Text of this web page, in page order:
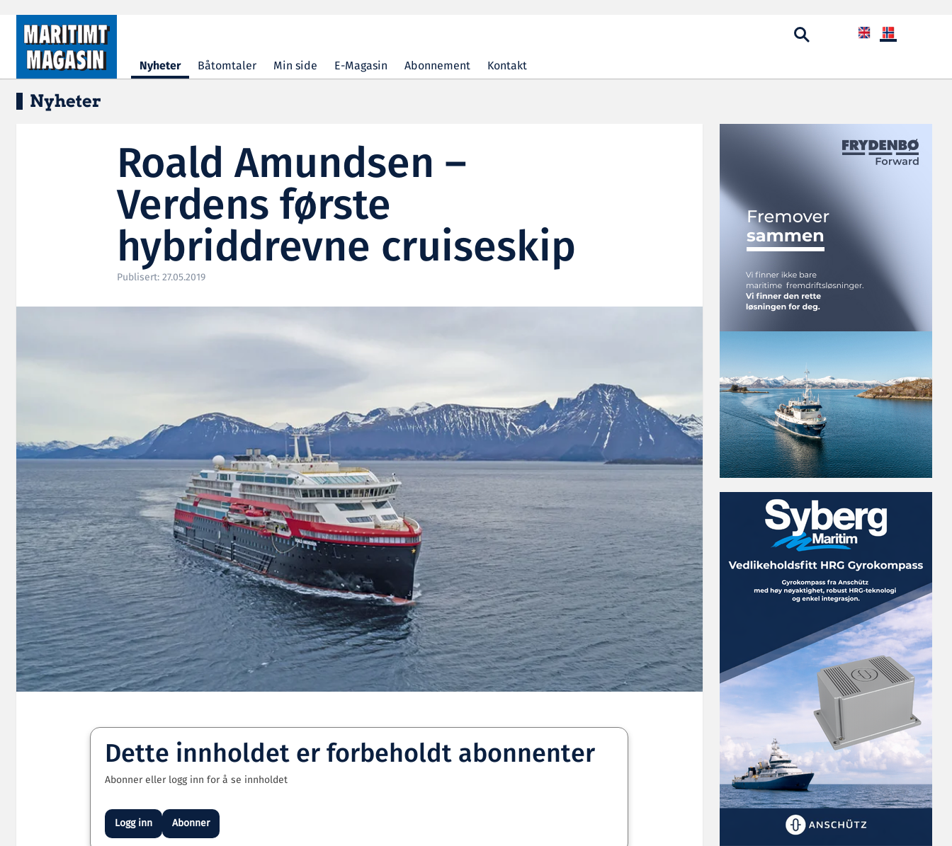
Hopp til hovedinnhold
Nyheter Båtomtaler Min side E-Magasin Abonnement Kontakt
Nyheter
Roald Amundsen –
Verdens første
hybriddrevne cruiseskip
Publisert: 27.05.2019
Dette innholdet er forbeholdt abonnenter
Abonner eller logg inn for å se innholdet
Logg inn Abonner